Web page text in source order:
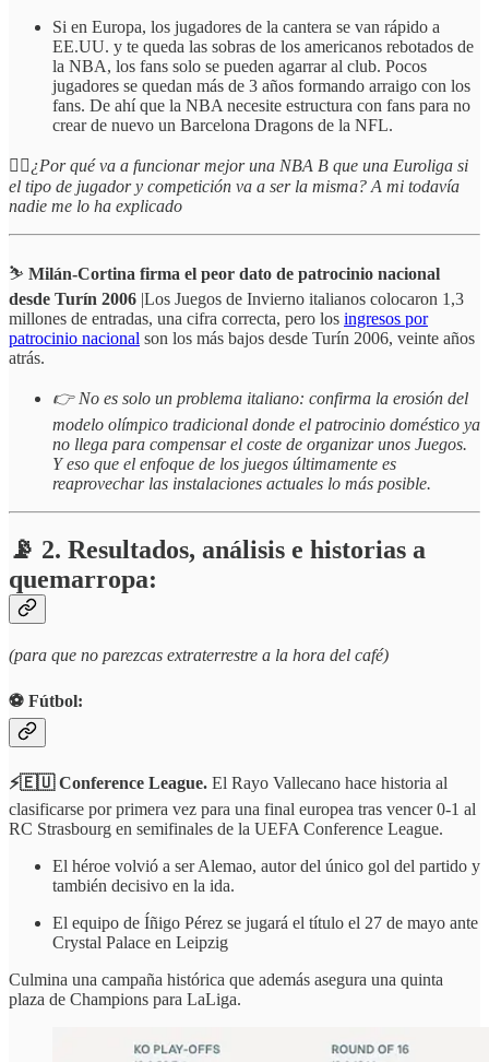
Si en Europa, los jugadores de la cantera se van rápido a
EE.UU. y te queda las sobras de los americanos rebotados de
la NBA, los fans solo se pueden agarrar al club. Pocos
jugadores se quedan más de 3 años formando arraigo con los
fans. De ahí que la NBA necesite estructura con fans para no
crear de nuevo un Barcelona Dragons de la NFL.
☝🏻¿Por qué va a funcionar mejor una NBA B que una Euroliga si
el tipo de jugador y competición va a ser la misma? A mi todavía
nadie me lo ha explicado
⛷️ Milán-Cortina firma el peor dato de patrocinio nacional
desde Turín 2006 |Los Juegos de Invierno italianos colocaron 1,3
millones de entradas, una cifra correcta, pero los ingresos por
patrocinio nacional son los más bajos desde Turín 2006, veinte años
atrás.
👉 No es solo un problema italiano: confirma la erosión del
modelo olímpico tradicional donde el patrocinio doméstico ya
no llega para compensar el coste de organizar unos Juegos.
Y eso que el enfoque de los juegos últimamente es
reaprovechar las instalaciones actuales lo más posible.
📡 2. Resultados, análisis e historias a
quemarropa:
(para que no parezcas extraterrestre a la hora del café)
⚽️ Fútbol:
⚡️🇪🇺 Conference League. El Rayo Vallecano hace historia al
clasificarse por primera vez para una final europea tras vencer 0-1 al
RC Strasbourg en semifinales de la UEFA Conference League.
El héroe volvió a ser Alemao, autor del único gol del partido y
también decisivo en la ida.
El equipo de Íñigo Pérez se jugará el título el 27 de mayo ante
Crystal Palace en Leipzig
Culmina una campaña histórica que además asegura una quinta
plaza de Champions para LaLiga.